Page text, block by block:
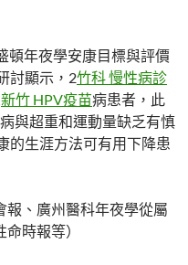
頓年夜學安康目標與評價
討顯示，2竹科 慢性病診
新竹 HPV疫苗病患者，此
與超重和運動量缺乏有慎
的生涯方法可有用下降患
報、廣州醫科年夜學從屬
時報等）